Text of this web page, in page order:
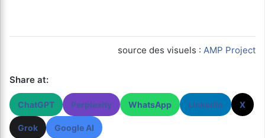
source des visuels : AMP Project
Share at:
ChatGPT Perplexity WhatsApp LinkedIn X
Grok Google AI